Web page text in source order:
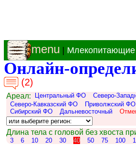
menu Млекопитающие
Онлайн-
(2)
Ареал: Центральный ФО Северо-
Северо-Кавказский ФО
Приволжский ФО
Сибирский ФО
Дальневосточный
Длина тела с головой без хвоста
3
6 10 20 30 40 50 75 100